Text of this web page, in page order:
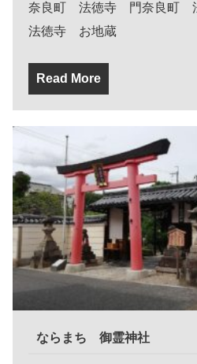
奈良町 法徳寺 門奈良町
法徳寺 お地蔵
Read More
ならまち 御霊神社